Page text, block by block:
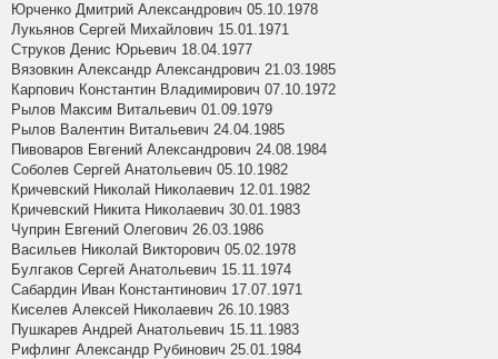
Юрченко Дмитрий Александрович 05.10.1978
Лукьянов Сергей Михайлович 15.01.1971
Струков Денис Юрьевич 18.04.1977
Вязовкин Александр Александрович 21.03.1985
Карпович Константин Владимирович 07.10.1972
Рылов Максим Витальевич 01.09.1979
Рылов Валентин Витальевич 24.04.1985
Пивоваров Евгений Александрович 24.08.1984
Соболев Сергей Анатольевич 05.10.1982
Кричевский Николай Николаевич 12.01.1982
Кричевский Никита Николаевич 30.01.1983
Чуприн Евгений Олегович 26.03.1986
Васильев Николай Викторович 05.02.1978
Булгаков Сергей Анатольевич 15.11.1974
Сабардин Иван Константинович 17.07.1971
Киселев Алексей Николаевич 26.10.1983
Пушкарев Андрей Анатольевич 15.11.1983
Рифлинг Александр Рубинович 25.01.1984